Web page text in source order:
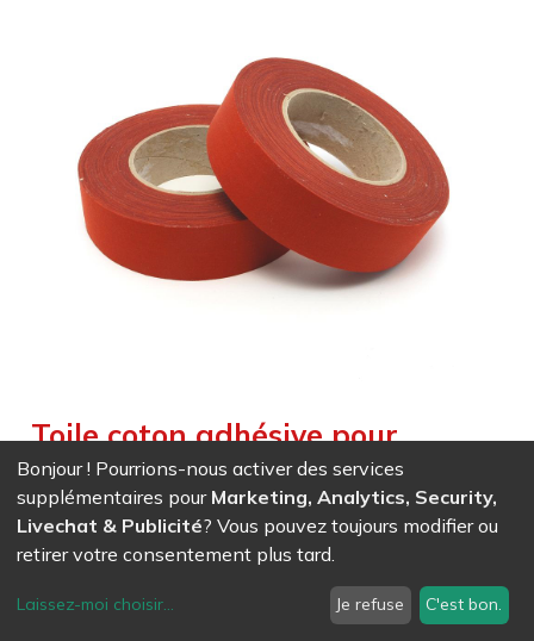
Toile coton adhésive pour
trapèze - 50mm x 50m - rouge
Weight :0,400kg
7611847034924- Ref (
Bonjour ! Pourrions-nous activer des services
supplémentaires pour Marketing, Analytics, Security,
Livechat & Publicité? Vous pouvez toujours modifier ou
retirer votre consentement plus tard.
Laissez-moi choisir... Je refuse C'est bon.